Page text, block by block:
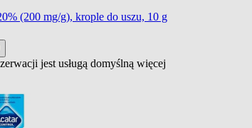
(200 mg/g), krople do uszu, 10 g
jest usługą domyślną więcej